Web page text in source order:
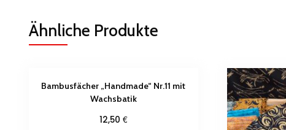
Ähnliche Produkte
Bambusfächer „Handmade“ Nr.11 mit
Wachsbatik
12,50 €